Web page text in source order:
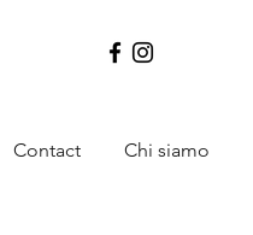
Contact Chi siamo